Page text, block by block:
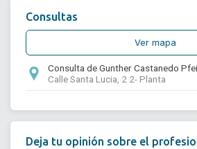
Consultas
Ver mapa
Consulta de Gunther Castanedo
Calle Santa Lucia, 2 2- Planta
Deja tu opinión sobre el